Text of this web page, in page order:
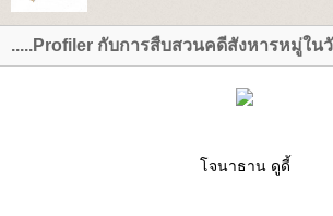
.....Profiler กับการสืบสวนคดีสังหารหมู่ในวั
โจนาธาน ดูดี้